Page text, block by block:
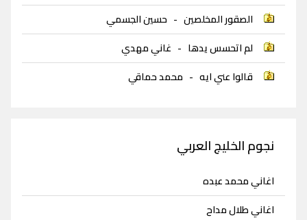
الصقور المخلصين - حسين الجسمي
لم اتحسس يدها - غاني مهدي
قالوا عني ايه - محمد حماقي
نجوم الخليج العربي
اغاني محمد عبده
اغاني طلال مداح